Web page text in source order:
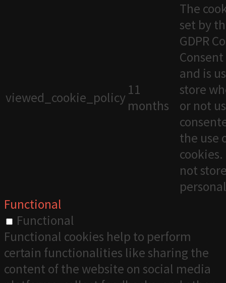
viewed_cookie_policy 11
months
The
set by
GDPR
and is
store
or not
the use
not
Functional
Functional
Functional cookies help to perform
certain functionalities like sharing the
content of the website on social media